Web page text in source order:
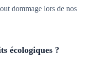
dommage lors de nos
écologiques ?